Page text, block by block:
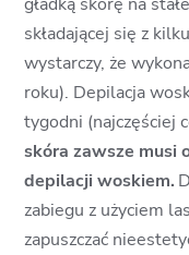
składającej się z
wystarczy, że
roku). Depilacja
tygodni (najczęściej
skóra zawsze musi
depilacji woskiem.
zabiegu z użyciem
zapuszczać